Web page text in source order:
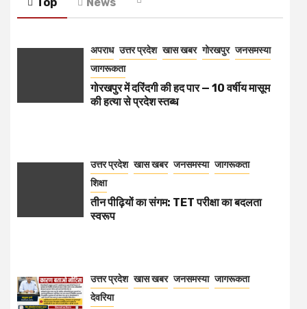
अपराध उत्तर प्रदेश खास खबर गोरखपुर जनसमस्या
जागरूकता
गोरखपुर में दरिंदगी की हद पार — 10 वर्षीय मासूम
की हत्या से प्रदेश स्तब्ध
उत्तर प्रदेश खास खबर जनसमस्या जागरूकता
शिक्षा
तीन पीढ़ियों का संगम: TET परीक्षा का बदलता
स्वरूप
उत्तर प्रदेश खास खबर जनसमस्या जागरूकता
देवरिया